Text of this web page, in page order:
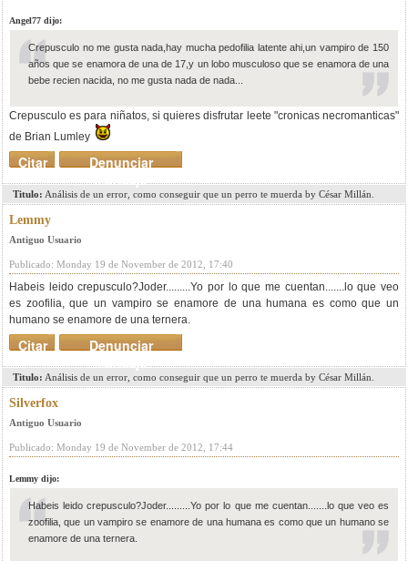
Angel77 dijo:
Crepusculo no me gusta nada,hay mucha pedofilia latente ahi,un vampiro de 150
años que se enamora de una de 17,y un lobo musculoso que se enamora de una
bebe recien nacida, no me gusta nada de nada...
Crepusculo es para niñatos, si quieres disfrutar leete "cronicas necromanticas"
de Brian Lumley
Denunciar
mensaje
Citar
Titulo: Análisis de un error, como conseguir que un perro te muerda by César Millán.
Lemmy
Antiguo Usuario
Publicado: Monday 19 de November de 2012, 17:40
Habeis leido crepusculo?Joder.........Yo por lo que me cuentan.......lo que veo
es zoofilia, que un vampiro se enamore de una humana es como que un
humano se enamore de una ternera.
Denunciar
mensaje
Citar
Titulo: Análisis de un error, como conseguir que un perro te muerda by César Millán.
Silverfox
Antiguo Usuario
Publicado: Monday 19 de November de 2012, 17:44
Lemmy dijo:
Habeis leido crepusculo?Joder.........Yo por lo que me cuentan.......lo que veo es
zoofilia, que un vampiro se enamore de una humana es como que un humano se
enamore de una ternera.